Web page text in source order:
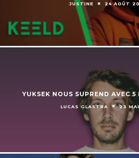
JUSTINE 24 AOÛT
YUKSEK NOUS SUPREND AVEC
LUCAS GLASTRA 23